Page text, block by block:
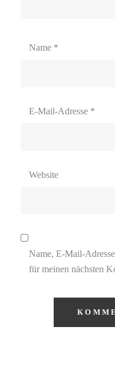
Name *
E-Mail-Adresse *
Website
Name, E-Mail-
für meinen nächsten